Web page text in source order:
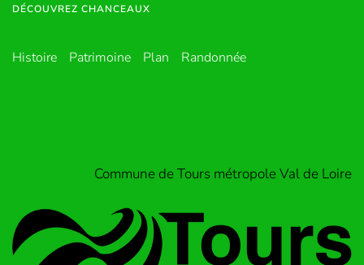
DÉCOUVREZ CHANCEAUX
Histoire Patrimoine Plan Randonnée
Commune de Tours métropole Val de Loire